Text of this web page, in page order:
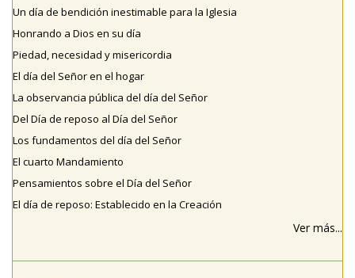
Un día de bendición inestimable para la Iglesia
Honrando a Dios en su día
Piedad, necesidad y misericordia
El día del Señor en el hogar
La observancia pública del día del Señor
Del Día de reposo al Día del Señor
Los fundamentos del día del Señor
El cuarto Mandamiento
Pensamientos sobre el Día del Señor
El día de reposo: Establecido en la Creación
Ver más...